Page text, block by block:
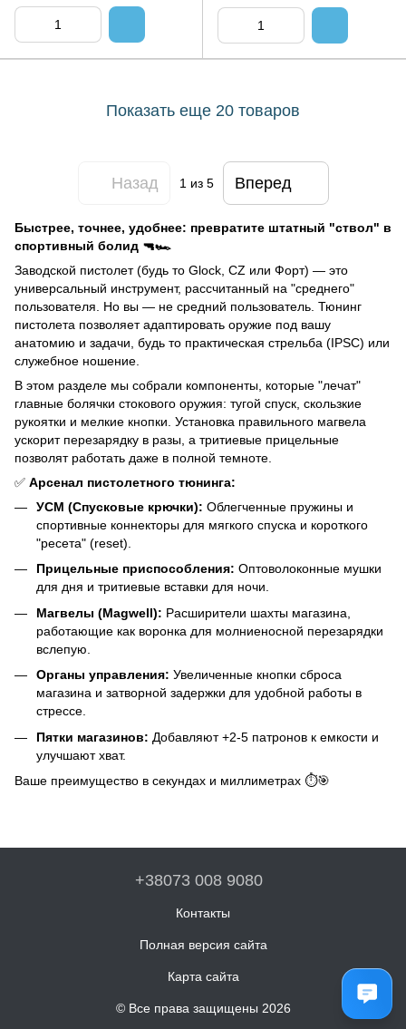
Показать еще 20 товаров
Назад 1 из 5 Вперед
Быстрее, точнее, удобнее: превратите штатный "ствол" в
спортивный болид 🔫🏎️
Заводской пистолет (будь то Glock, CZ или Форт) — это
универсальный инструмент, рассчитанный на "среднего"
пользователя. Но вы — не средний пользователь. Тюнинг
пистолета позволяет адаптировать оружие под вашу
анатомию и задачи, будь то практическая стрельба (IPSC) или
служебное ношение.
В этом разделе мы собрали компоненты, которые "лечат"
главные болячки стокового оружия: тугой спуск, скользкие
рукоятки и мелкие кнопки. Установка правильного магвела
ускорит перезарядку в разы, а тритиевые прицельные
позволят работать даже в полной темноте.
✅ Арсенал пистолетного тюнинга:
УСМ (Спусковые крючки): Облегченные пружины и
спортивные коннекторы для мягкого спуска и короткого
"ресета" (reset).
Прицельные приспособления: Оптоволоконные мушки
для дня и тритиевые вставки для ночи.
Магвелы (Magwell): Расширители шахты магазина,
работающие как воронка для молниеносной перезарядки
вслепую.
Органы управления: Увеличенные кнопки сброса
магазина и затворной задержки для удобной работы в
стрессе.
Пятки магазинов: Добавляют +2-5 патронов к емкости и
улучшают хват.
Ваше преимущество в секундах и миллиметрах ⏱️🎯
+38073 008 9080
Контакты
Полная версия сайта
Карта сайта
© Все права защищены 2026